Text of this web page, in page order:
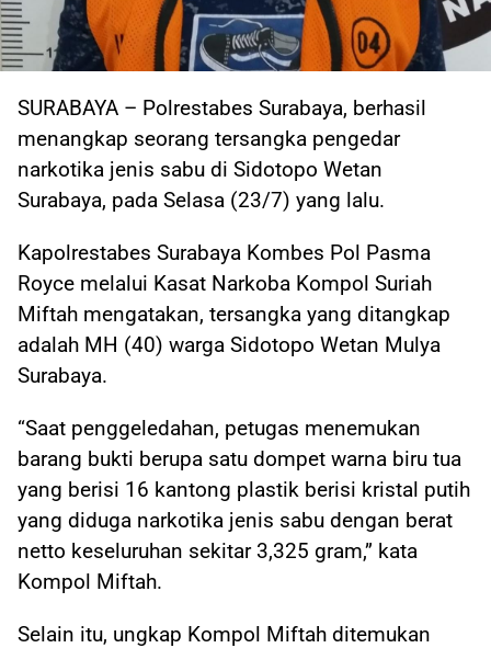
SURABAYA – Polrestabes Surabaya, berhasil
menangkap seorang tersangka pengedar
narkotika jenis sabu di Sidotopo Wetan
Surabaya, pada Selasa (23/7) yang lalu.
Kapolrestabes Surabaya Kombes Pol Pasma
Royce melalui Kasat Narkoba Kompol Suriah
Miftah mengatakan, tersangka yang ditangkap
adalah MH (40) warga Sidotopo Wetan Mulya
Surabaya.
“Saat penggeledahan, petugas menemukan
barang bukti berupa satu dompet warna biru tua
yang berisi 16 kantong plastik berisi kristal putih
yang diduga narkotika jenis sabu dengan berat
netto keseluruhan sekitar 3,325 gram,” kata
Kompol Miftah.
Selain itu, ungkap Kompol Miftah ditemukan